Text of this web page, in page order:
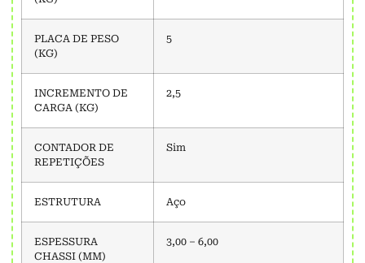
PLACA DE PESO
(KG)
5
INCREMENTO DE
CARGA (KG)
2,5
CONTADOR DE
REPETIÇÕES
Sim
ESTRUTURA Aço
ESPESSURA
CHASSI (MM)
3,00 – 6,00